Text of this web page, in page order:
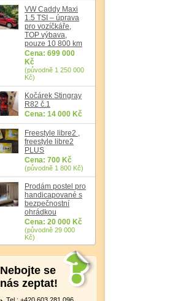
VW Caddy Maxi
1.5 TSI – úprava
pro vozíčkáře,
TOP výbava,
pouze 10 800 km
Cena: 699 000
Kč
(původně 1 250 000
Kč)
Kočárek Stingray
R82 č.1
Cena: 14 000 Kč
Freestyle libre2 ,
freestyle libre2
PLUS
Cena: 700 Kč
(původně 1 800 Kč)
Prodám postel pro
handicapované s
bezpečnostní
ohrádkou
Cena: 20 000 Kč
(původně 29 000
Kč)
Nebojte se
nás zeptat!